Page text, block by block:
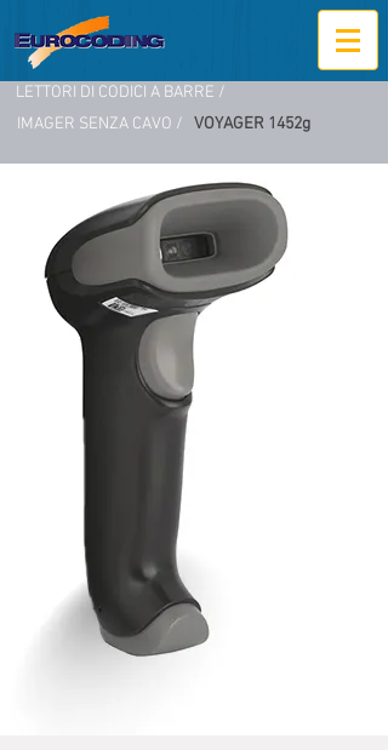
LETTORI DI CODICI A BARRE /
IMAGER SENZA CAVO / VOYAGER 1452g